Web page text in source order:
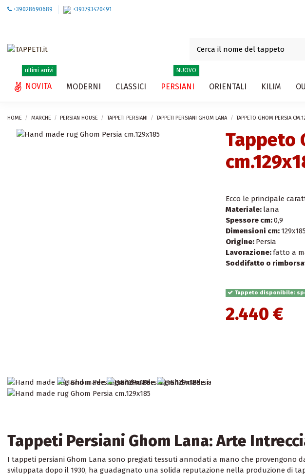
+39028690689 +393793420491
NOVITA
ultimi arrivi
MODERNI CLASSICI PERSIANI
NUOVO
ORIENTALI KILIM
HOME MARCHE PERSIAN HOUSE TAPPETI PERSIANI TAPPETI PERSIANI GHOM LANA TAPPETO GHOM PERSIA
Tappeto
Ecco le principale
Materiale: lana
Spessore cm:0,9
Dimensioni cm:
Origine: Persia
Lavorazione:fatto a
Soddifatto o
Tappeto disponibile:
2.440 €
Tappeti Persiani Ghom Lana: Arte
I tappeti persiani Ghom Lana sono pregiati tessuti annodati a mano che provengono
sviluppata dopo il 1930, ha guadagnato una solida reputazione nella produzione di